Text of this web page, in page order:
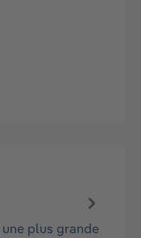
plus grande